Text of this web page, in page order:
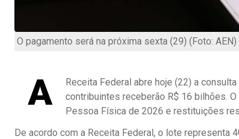
O pagamento será na próxima sexta (29) (Foto: AEN)
A
Receita Federal abre hoje (22) a
contribuintes receberão R$ 16 bilhões.
Pessoa Física de 2026 e restituições
De acordo com a Receita Federal, o lote representa